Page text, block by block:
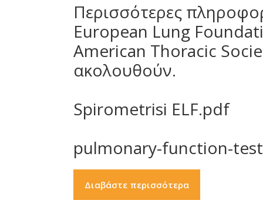
Περισσότερες
European Lung
American Thoracic
ακολουθούν.
Spirometrisi ELF.pdf
pulmonary-function-
Διαβάστε περισσότερα